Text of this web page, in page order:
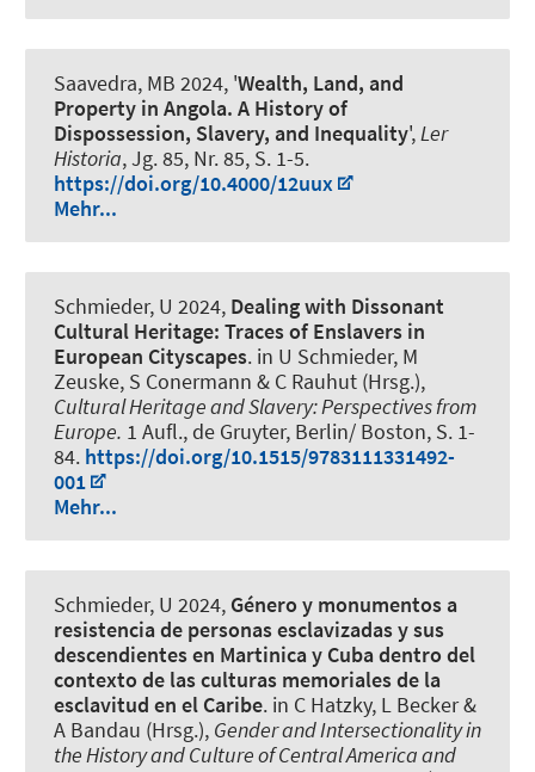
Saavedra, MB 2024, 'Wealth, Land, and
Property in Angola. A History of
Dispossession, Slavery, and Inequality',Ler
Historia, Jg. 85, Nr. 85, S. 1-5.
https://doi.org/10.4000/12uux
Mehr...
Schmieder, U 2024, Dealing with Dissonant
Cultural Heritage: Traces of Enslavers in
European Cityscapes. in U Schmieder, M
Zeuske, S Conermann & C Rauhut (Hrsg.),
Cultural Heritage and Slavery: Perspectives from
Europe. 1 Aufl., de Gruyter, Berlin/ Boston, S. 1-
84. https://doi.org/10.1515/9783111331492-
001
Mehr...
Schmieder, U 2024, Género y monumentos a
resistencia de personas esclavizadas y sus
descendientes en Martinica y Cuba dentro del
contexto de las culturas memoriales de la
esclavitud en el Caribe. in C Hatzky, L Becker &
A Bandau (Hrsg.), Gender and Intersectionality in
the History and Culture of Central America and